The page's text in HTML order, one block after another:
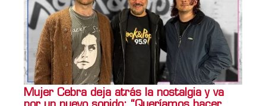
Mujer Cebra deja atrás la nostalgia y va